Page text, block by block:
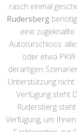
rasch einmal
Rudersberg
eine
Autotürschloss:
oder etwa
derartigen
Unterstützung
Verfügung steht
Rudersberg
Verfügung, um